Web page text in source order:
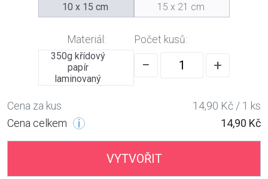
10 x 15 cm
15 x 21 cm
Materiál:
350g křídový
papír
laminovaný
Počet kusů:
− +
Cena za kus
14,90 Kč / 1 ks
Cena celkem
14,90 Kč
VYTVOŘIT